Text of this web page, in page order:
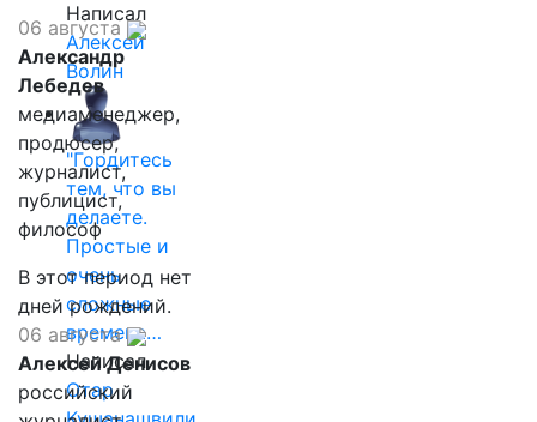
Написал
Алексей
Волин
"Гордитесь
тем, что вы
делаете.
Простые и
очень
сложные
времена…
Написал
Отар
06 августа
Александр
Лебедев
медиаменеджер,
продюсер,
журналист,
публицист,
философ
В этот период нет
дней рождений.
06 августа
Алексей Денисов
российский